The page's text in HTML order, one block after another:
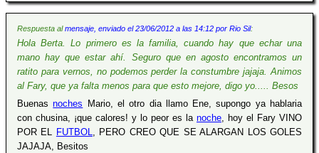
Respuesta almensaje, enviado el 23/06/2012 a las 14:12 por Rio Sil:
Hola Berta. Lo primero es la familia, cuando hay que echar una
mano hay que estar ahí. Seguro que en agosto encontramos un
ratito para vernos, no podemos perder la constumbre jajaja. Animos
al Fary, que ya falta menos para que esto mejore, digo yo..... Besos
Buenasnoches Mario, el otro dia llamo Ene, supongo ya hablaria
con chusina, ¡que calores! y lo peor es la noche, hoy el Fary VINO
POR EL FUTBOL, PERO CREO QUE SE ALARGAN LOS GOLES
JAJAJA, Besitos